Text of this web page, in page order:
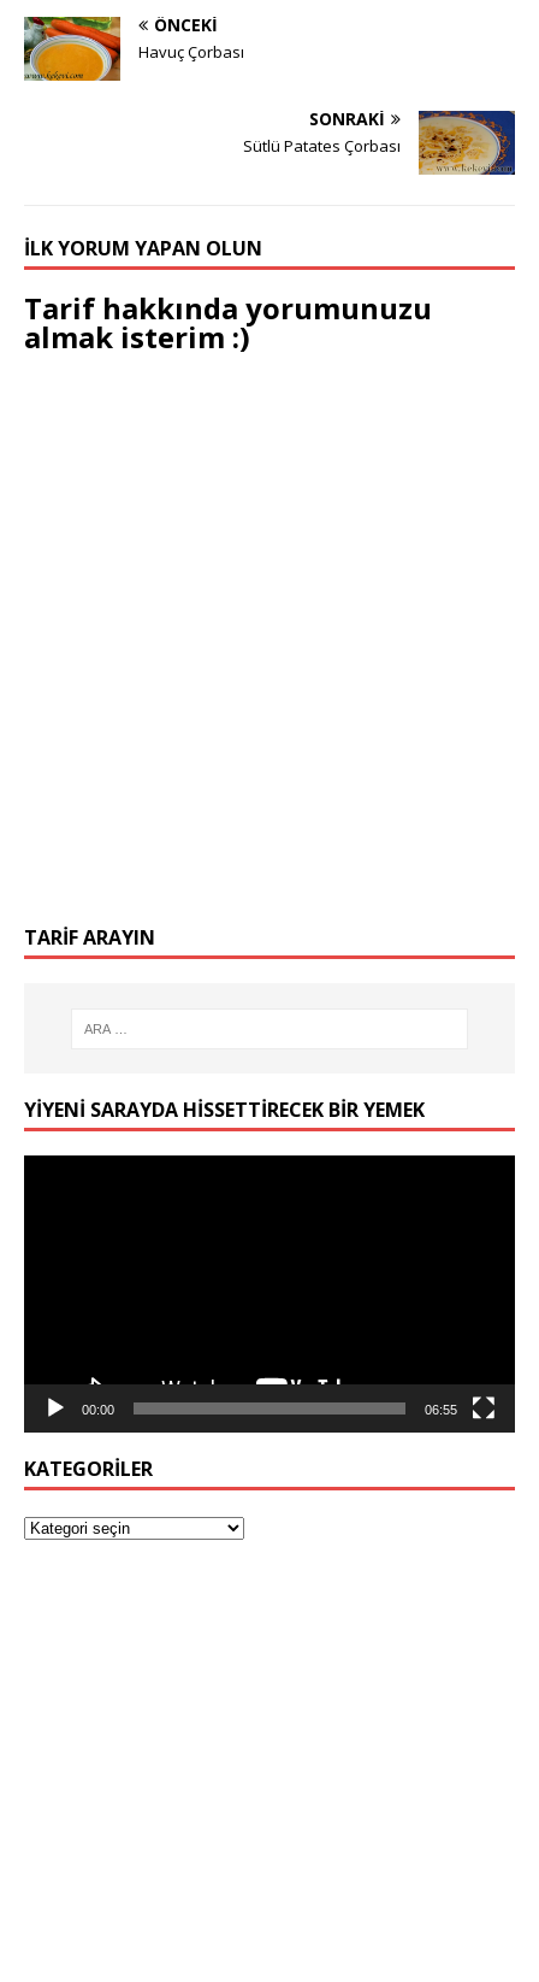
ÖNCEKI
Havuç Çorbası
SONRAKI
Sütlü Patates Çorbası
İLK YORUM YAPAN OLUN
Tarif hakkında yorumunuzu
almak isterim :)
TARIF ARAYIN
YIYENI SARAYDA HISSETTIRECEK BIR YEMEK
00:00 06:55
KATEGORILER